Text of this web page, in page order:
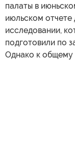
палаты в
июльском отчете
исследовании,
подготовили по
Однако к общему